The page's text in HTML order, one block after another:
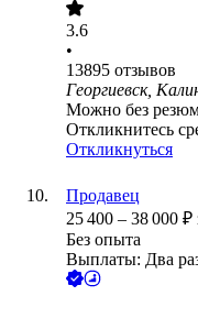
3.6
•
13895 отзывов
Георгиевск,
Можно без
Откликнитесь
Откликнуться
Продавец
25 400 – 38 000 ₽
Без опыта
Выплаты: Два